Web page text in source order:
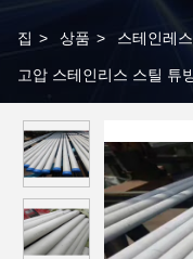
집 > 상품 > 스테인레
고압 스테인리스 스틸 튜